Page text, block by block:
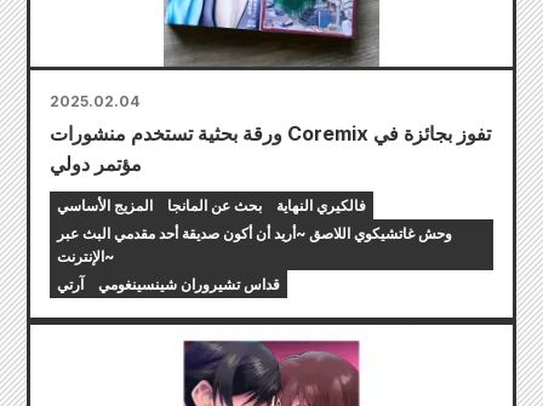
2025.02.04
ورقة بحثية تستخدم منشورات Coremix تفوز بجائزة في
مؤتمر دولي
المزيج الأساسي بحث عن المانجا
فالكيري النهاية
وحش غاتشيكوي اللاصق ~أريد أن أكون صديقة أحد مقدمي البث عبر
الإنترنت~
آرتي
قداس تشيروران شينسينغومي